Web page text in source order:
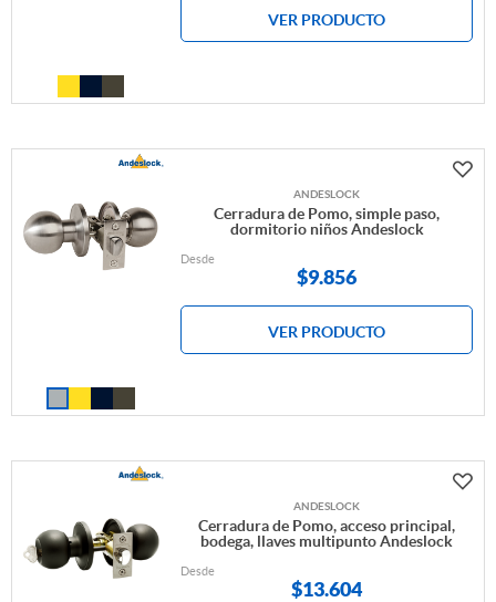
VER PRODUCTO
ANDESLOCK
Cerradura de Pomo, simple paso,
dormitorio niños Andeslock
Desde
$9.856
VER PRODUCTO
ANDESLOCK
Cerradura de Pomo, acceso principal,
bodega, llaves multipunto Andeslock
Desde
$13.604